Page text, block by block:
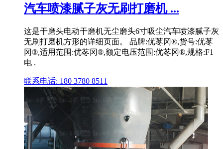
汽车喷漆腻子灰无刷打磨机 ...
这是干磨头电动干磨机无尘磨头6寸吸尘汽车喷漆腻子灰
无刷打磨机方形的详细页面。 品牌:优苳冈®,货号:优苳
冈®,适用范围:优苳冈®,额定电压范围:优苳冈®,规格:F1
电 .
联系电话: 180 3780 8511